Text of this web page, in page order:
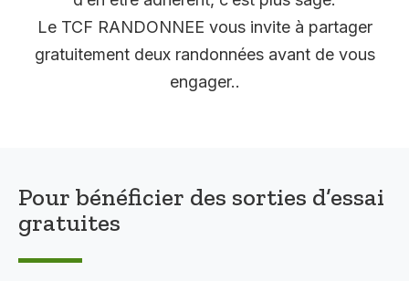
Le TCF RANDONNEE vous invite à partager
gratuitement deux randonnées avant de vous
engager..
Pour bénéficier des sorties d’essai
gratuites